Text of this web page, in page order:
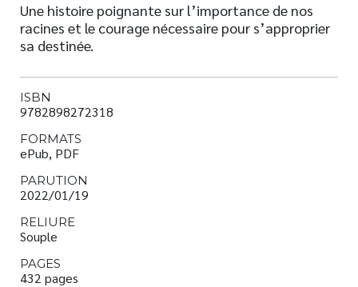
Une histoire poignante sur l’importance de nos
racines et le courage nécessaire pour s’approprier
sa destinée.
ISBN
9782898272318
FORMATS
ePub, PDF
PARUTION
2022/01/19
RELIURE
Souple
PAGES
432 pages